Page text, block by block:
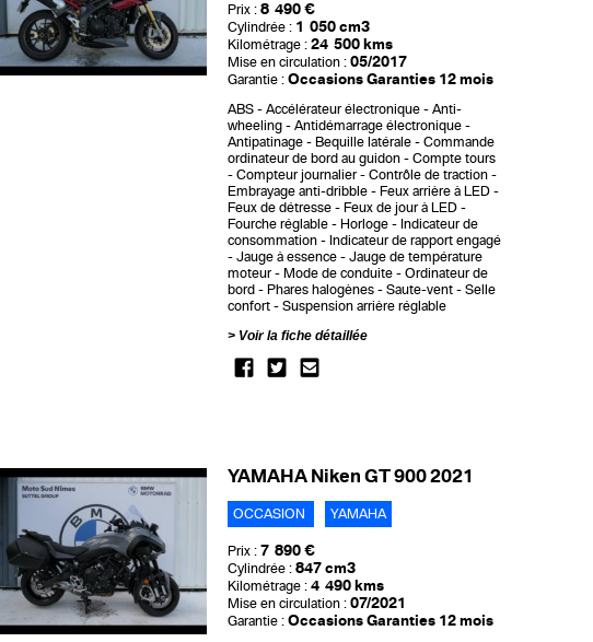
Prix : 8 490 €
Cylindrée : 1 050 cm3
Kilométrage : 24 500 kms
Mise en circulation : 05/2017
Garantie : Occasions Garanties 12 mois
ABS Accélérateur électronique
Anti-
wheeling
Antidémarrage électronique
Antipatinage
Bequille latérale
Commande
ordinateur de bord au guidon
Compte tours
Compteur journalier
Contrôle de traction
Embrayage anti-dribble
Feux arrière à LED
Feux de détresse
Feux de jour à LED
Fourche réglable
Horloge
Indicateur de
consommation
Indicateur de rapport engagé
Jauge à essence
Jauge de température
moteur
Mode de conduite
Ordinateur de
bord
Phares halogènes Saute-vent
Selle
confort
Suspension arrière réglable
Voir la fiche détaillée
YAMAHA Niken GT 900 2021
OCCASION YAMAHA
Prix : 7 890 €
Cylindrée : 847 cm3
Kilométrage : 4 490 kms
Mise en circulation : 07/2021
Garantie : Occasions Garanties 12 mois